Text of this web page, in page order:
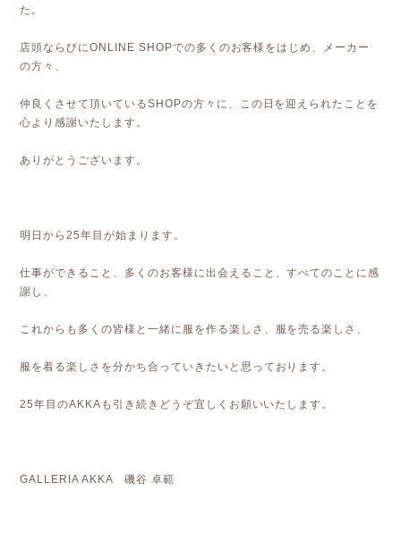
た。
店頭ならびにONLINE SHOPでの多くのお客様をはじめ、メーカー
の方々、
仲良くさせて頂いているSHOPの方々に、この日を迎えられたことを
心より感謝いたします。
ありがとうございます。
明日から25年目が始まります。
仕事ができること、多くのお客様に出会えること、すべてのことに感
謝し、
これからも多くの皆様と一緒に服を作る楽しさ、服を売る楽しさ、
服を着る楽しさを分かち合っていきたいと思っております。
25年目のAKKAも引き続きどうぞ宜しくお願いいたします。
GALLERIA AKKA 磯谷 卓範